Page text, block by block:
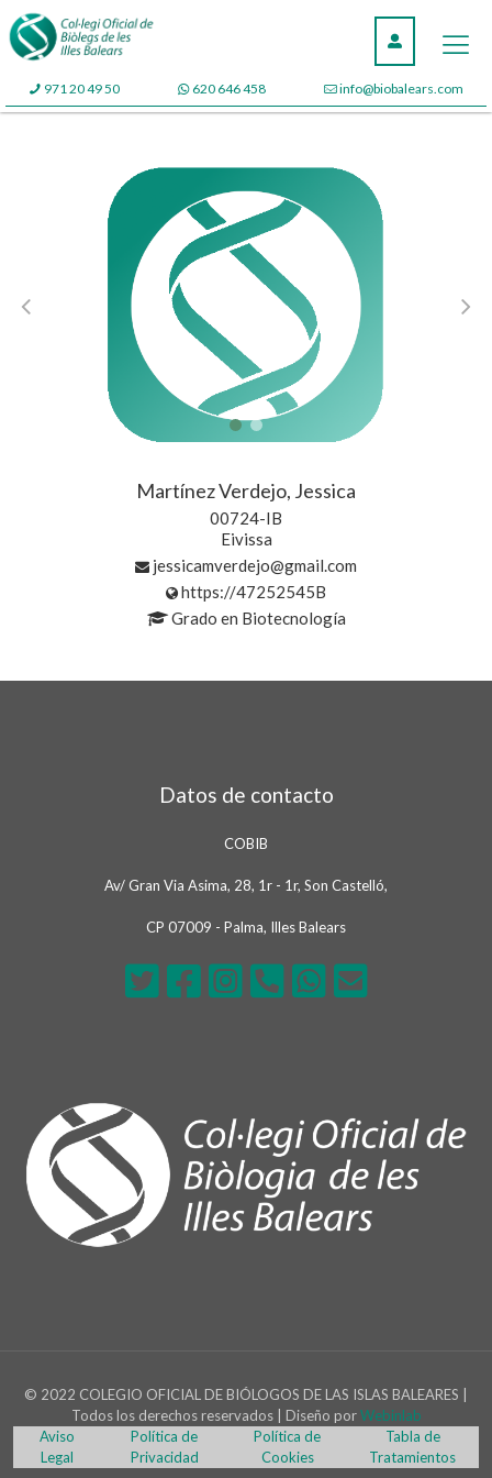
971 20 49 50 620 646 458 info@biobalears.com
Martínez Verdejo, Jessica
00724-IB
Eivissa
jessicamverdejo@gmail.com
https://47252545B
Grado en Biotecnología
Datos de contacto
COBIB
Av/ Gran Via Asima, 28, 1r - 1r, Son Castelló,
CP 07009 - Palma, Illes Balears
© 2022 COLEGIO OFICIAL DE BIÓLOGOS DE LAS ISLAS BALEARES |
Todos los derechos reservados | Diseño porWebinlab
Aviso
Legal
Política de
Privacidad
Política de
Cookies
Tabla de
Tratamientos